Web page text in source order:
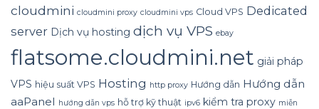
cloudmini cloudmini proxy cloudmini vps Cloud VPS Dedicated
server Dịch vụ hosting dịch vụ VPS ebay
flatsome.cloudmini.net giải pháp
VPS hiệu suất VPS Hosting http proxy Hướng dẫn Hướng dẫn
aaPanel hướng dẫn vps hỗ trợ kỹ thuật ipv6 kiểm tra proxy miễn